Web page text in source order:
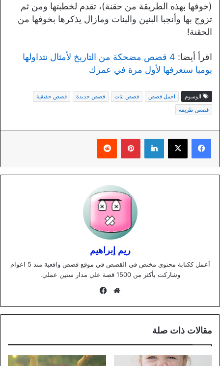
(خوفها بهذه الطريقة من حقنة)، تقدم لخطبتها ومن ثم
تزوج بها وأنجبا البنين والبنات ومازال يذكرها بخوفها من
الحقنة!
اقرأ أيضا:
4 قصص مضحكة من التاريخ لأمثال نتداولها
يوميا ستعرفها لأول مرة في عمرك
الوسوم اجمل قصص قصص بنات قصص جديدة
قصص حقيقية
قصص طريفة
لينكدإن بينتيريست
ريم إبراهيم
أعمل ككتابة محتوي مختص في القصص في موقع قصص واقعية منذ 5 اعوام
وشاركت بأكثر من 1500 قصة علي مدار سنين عملي.
موقع
مقالات ذات صلة